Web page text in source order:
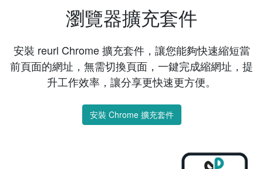
瀏覽器擴充套件
安裝 reurl Chrome 擴充套件，讓您能夠快速縮短當
前頁面的網址，無需切換頁面，一鍵完成縮網址，提
升工作效率，讓分享更快速更方便。
安裝 Chrome 擴充套件